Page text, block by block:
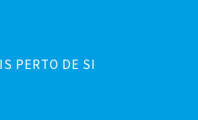
PERTO DE SI